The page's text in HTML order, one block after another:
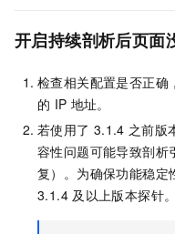
开启持续剖析后页面
检查相关配置是否正确
的 IP 地址。
若使用了 3.1.4 之前版
容性问题可能导致剖析
复）。为确保功能稳定
3.1.4 及以上版本探针。